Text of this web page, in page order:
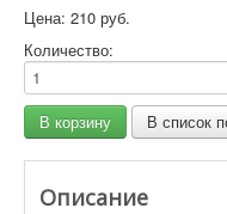
Цена: 210 руб.
Количество:
Описание